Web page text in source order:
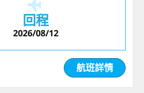
回程
2026/08/12
航班詳情